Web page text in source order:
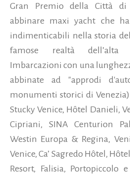
Gran Premio della Città di
abbinare maxi yacht che
indimenticabili nella storia
famose realtà dell’alta
Imbarcazioni con una
abbinate ad "approdi
monumenti storici di
Stucky Venice, Hôtel Danieli,
Cipriani, SINA Centurion
Westin Europa & Regina,
Venice, Ca’ Sagredo Hôtel,
Resort, Falisia, Portopiccolo